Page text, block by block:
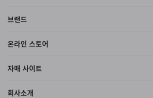
브랜드
온라인 스토어
자매 사이트
회사소개